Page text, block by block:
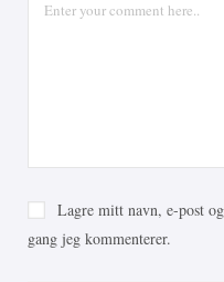
Lagre mitt navn, e-post
gang jeg kommenterer.